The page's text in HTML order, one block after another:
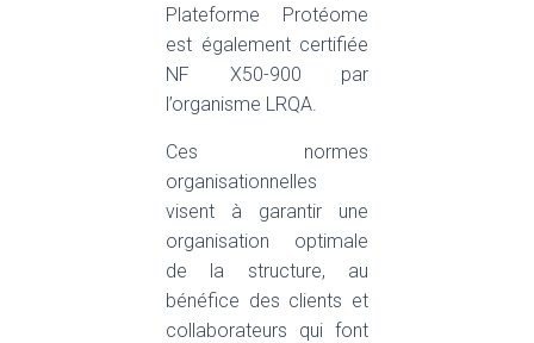
Plateforme Protéome
est également certifiée
NF X50-900 par
l’organisme LRQA.
Ces normes
organisationnelles
visent à garantir une
organisation optimale
de la structure, au
bénéfice des clients et
collaborateurs qui font